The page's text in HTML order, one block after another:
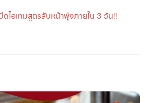
ดไอเทมสูตรลับหน้าพุ่งภายใน 3 วัน!!